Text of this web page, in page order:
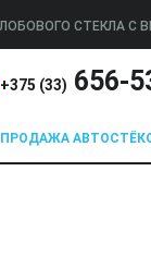
СТЕКЛА С
+375 (33) 656-
ПРОДАЖА